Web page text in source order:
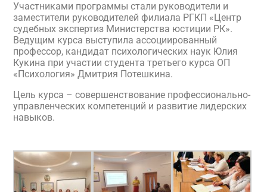
Участниками программы стали руководители и
заместители руководителей филиала РГКП «Центр
судебных экспертиз Министерства юстиции РК».
Ведущим курса выступила ассоциированный
профессор, кандидат психологических наук Юлия
Кукина при участии студента третьего курса ОП
«Психология» Дмитрия Потешкина.
Цель курса – совершенствование профессионально-
управленческих компетенций и развитие лидерских
навыков.